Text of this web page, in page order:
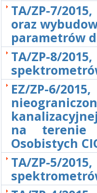
TA/ZP-7/
oraz
parametrów
TA/ZP-8/
EZ/ZP-6/
na terenie
Osobistych
TA/ZP-5/